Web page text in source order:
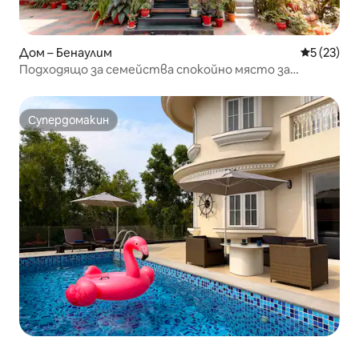
Дом – Бенаулим Средна
5 (23)
Подходящо за семейства спокойно място за
Супердомакин
Супердомакин